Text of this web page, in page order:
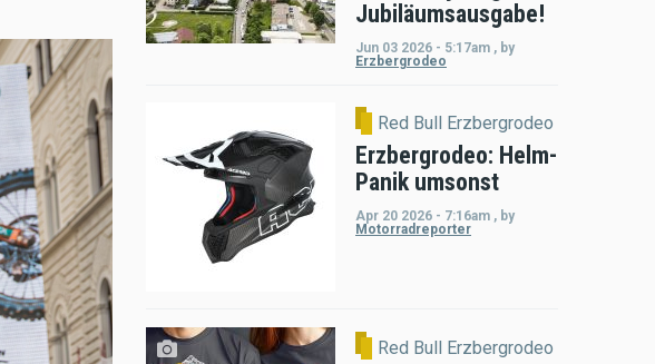
Jubiläumsausgabe!
Jun 03 2026 - 5:17am , by
Erzbergrodeo
Red Bull Erzbergrodeo
Erzbergrodeo: Helm-
Panik umsonst
Apr 20 2026 - 7:16am , by
Motorradreporter
Red Bull Erzbergrodeo